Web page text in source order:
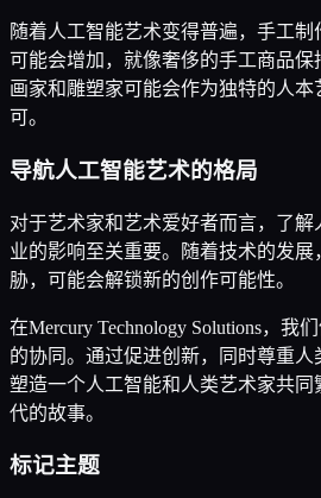
随着人工智能艺术变得普遍，手工
可能会增加，就像奢侈的手工商品保
画家和雕塑家可能会作为独特的人本
可。
导航人工智能艺术的格局
对于艺术家和艺术爱好者而言，了
业的影响至关重要。随着技术的发
胁，可能会解锁新的创作可能性。
在Mercury Technology Solutions，我
的协同。通过促进创新，同时尊重
塑造一个人工智能和人类艺术家共
代的故事。
标记主题